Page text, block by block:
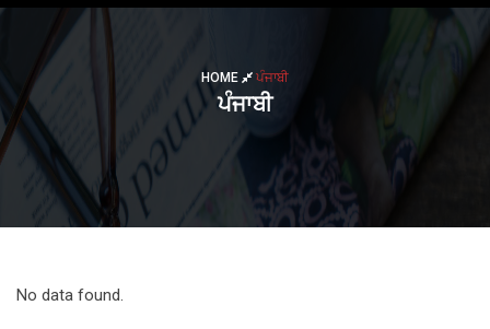
navigation
HOME ਪੰਜਾਬੀ
ਪੰਜਾਬੀ
No data found.